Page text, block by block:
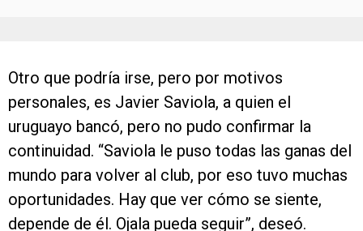
Otro que podría irse, pero por motivos
personales, es Javier Saviola, a quien el
uruguayo bancó, pero no pudo confirmar la
continuidad. “Saviola le puso todas las ganas del
mundo para volver al club, por eso tuvo muchas
oportunidades. Hay que ver cómo se siente,
depende de él. Ojala pueda seguir”, deseó.